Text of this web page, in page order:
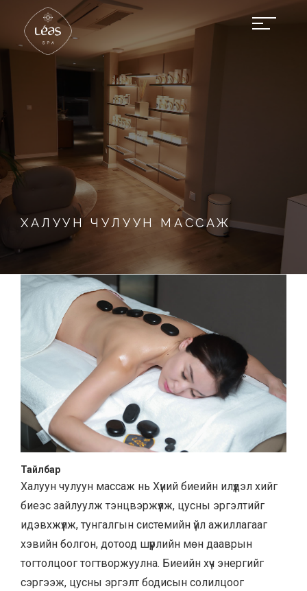
ХАЛУУН ЧУЛУУН МАССАЖ
Тайлбар
Халуун чулуун массаж нь Хүний биеийн илүүдэл хийг
биеэс зайлуулж тэнцвэржүүлж, цусны эргэлтийг
идэвхжүүлж, тунгалгын системийн үйл ажиллагааг
хэвийн болгон, дотоод шүүрлийн мөн дааврын
тогтолцоог тогтворжуулна. Биеийн хүч энергийг
сэргээж, цусны эргэлт бодисын солилцоог